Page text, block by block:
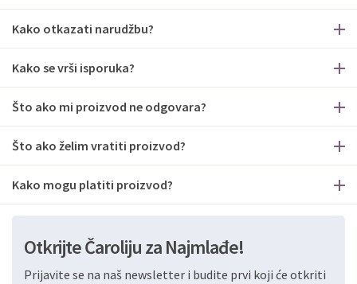
Kako otkazati narudžbu?
Kako se vrši isporuka?
Što ako mi proizvod ne odgovara?
Što ako želim vratiti proizvod?
Kako mogu platiti proizvod?
Otkrijte Čaroliju za Najmlađe!
Prijavite se na naš newsletter i budite prvi koji će otkriti